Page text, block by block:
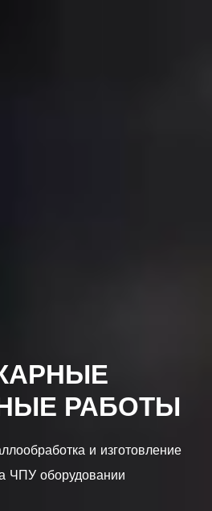
РАБОТЫ
и изготовление
ЧПУ оборудовании